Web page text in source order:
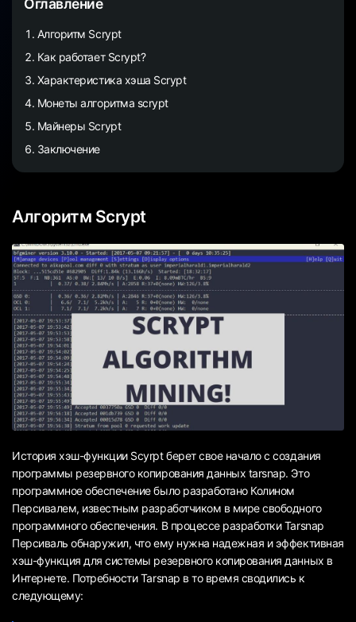
Оглавление
Алгоритм Scrypt
Как работает Scrypt?
Характеристика хэша Scrypt
Монеты алгоритма scrypt
Майнеры Scrypt
Заключение
Алгоритм Scrypt
История хэш-функции Scyrpt берет свое начало с создания
программы резервного копирования данных tarsnap. Это
программное обеспечение было разработано Колином
Персивалем, известным разработчиком в мире свободного
программного обеспечения. В процессе разработки Tarsnap
Персиваль обнаружил, что ему нужна надежная и эффективная
хэш-функция для системы резервного копирования данных в
Интернете. Потребности Tarsnap в то время сводились к
следующему: